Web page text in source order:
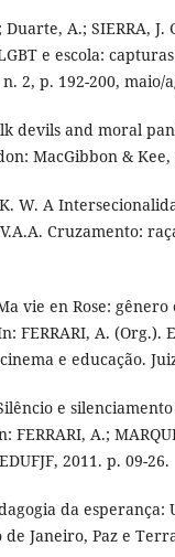
Duarte, A.; SIERRA,
e escola:
2, p. 192-200, maio/
devils and moral
MacGibbon & Kee,
K. W. A
Cruzamento:
vie en Rose:
FERRARI, A. (Org.).
e educação.
e
FERRARI, A.;
2011. p. 09-26.
da
Janeiro, Paz e